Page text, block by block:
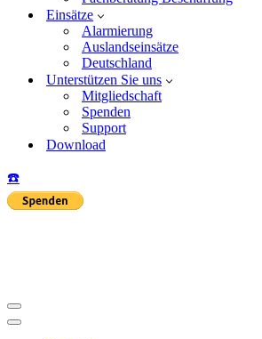
Einsätze
Alarmierung
Auslandseinsätze
Deutschland
Unterstützen Sie uns
Mitgliedschaft
Spenden
Support
Download
☎️
Navigationsmenü
Navigationsmenü